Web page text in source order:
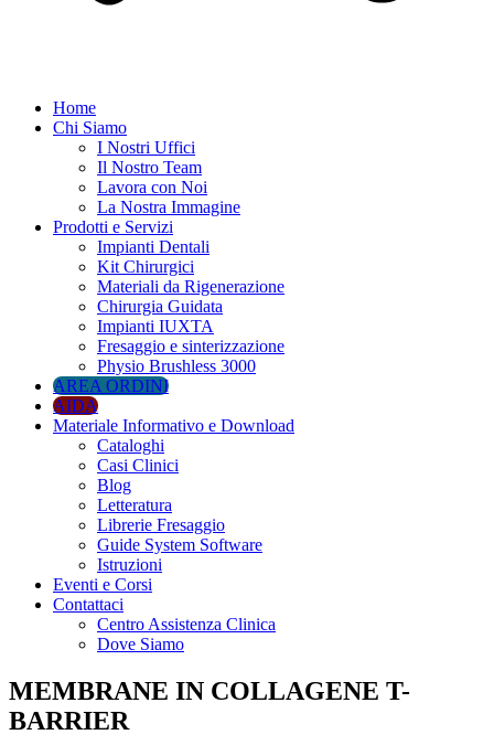
Home
Chi Siamo
I Nostri Uffici
Il Nostro Team
Lavora con Noi
La Nostra Immagine
Prodotti e Servizi
Impianti Dentali
Kit Chirurgici
Materiali da Rigenerazione
Chirurgia Guidata
Impianti IUXTA
Fresaggio e sinterizzazione
Physio Brushless 3000
AREA ORDINI
AIDA
Materiale Informativo e Download
Cataloghi
Casi Clinici
Blog
Letteratura
Librerie Fresaggio
Guide System Software
Istruzioni
Eventi e Corsi
Contattaci
Centro Assistenza Clinica
Dove Siamo
MEMBRANE IN COLLAGENE T-
BARRIER